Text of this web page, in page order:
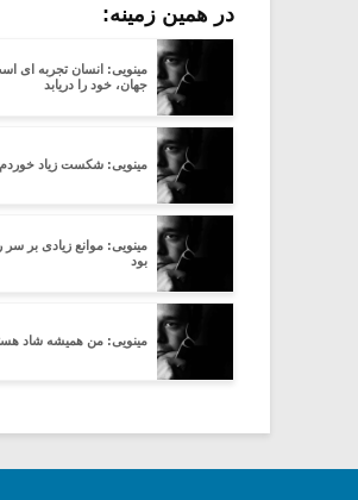
در همین زمینه:
مینویی: انسان تجربه ای
جهان، خود را دریابد
مینویی: شکست زیاد خوردم
مینویی: موانع زیادی بر سر
بود
مینویی: من همیشه شاد